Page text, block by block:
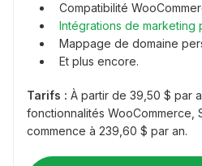
Compatibilité
Intégrations de marketing
Mappage de domaine
Et plus encore.
Tarifs : À partir de 39,50 $ par
fonctionnalités WooCommerce,
commence à 239,60 $ par an.